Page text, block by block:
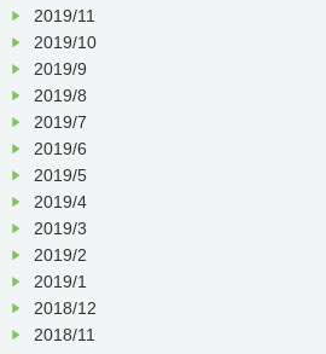
2019/11
2019/10
2019/9
2019/8
2019/7
2019/6
2019/5
2019/4
2019/3
2019/2
2019/1
2018/12
2018/11